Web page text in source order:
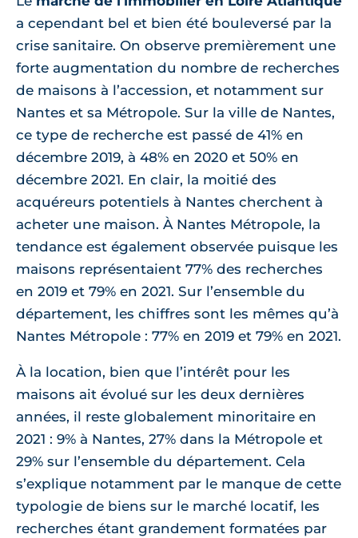
a cependant bel et bien été bouleversé par la
crise sanitaire. On observe premièrement une
forte augmentation du nombre de recherches
de maisons à l’accession, et notamment sur
Nantes et sa Métropole. Sur la ville de Nantes,
ce type de recherche est passé de 41% en
décembre 2019, à 48% en 2020 et 50% en
décembre 2021. En clair, la moitié des
acquéreurs potentiels à Nantes cherchent à
acheter une maison. À Nantes Métropole, la
tendance est également observée puisque les
maisons représentaient 77% des recherches
en 2019 et 79% en 2021. Sur l’ensemble du
département, les chiffres sont les mêmes qu’à
Nantes Métropole : 77% en 2019 et 79% en 2021.
À la location, bien que l’intérêt pour les
maisons ait évolué sur les deux dernières
années, il reste globalement minoritaire en
2021 : 9% à Nantes, 27% dans la Métropole et
29% sur l’ensemble du département. Cela
s’explique notamment par le manque de cette
typologie de biens sur le marché locatif, les
recherches étant grandement formatées par